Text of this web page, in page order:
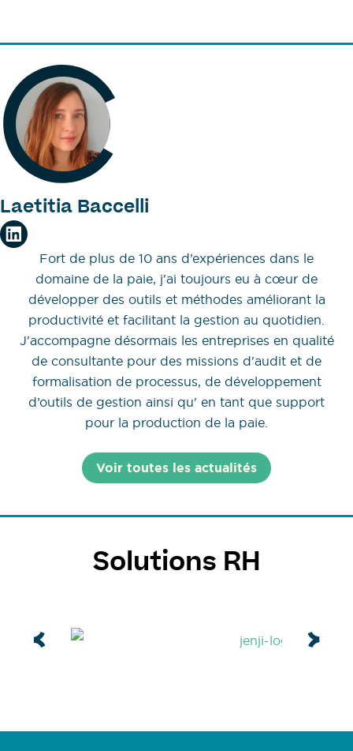
Laetitia Baccelli
Fort de plus de 10 ans d’expériences dans le
domaine de la paie, j'ai toujours eu à cœur de
développer des outils et méthodes améliorant la
productivité et facilitant la gestion au quotidien.
J'accompagne désormais les entreprises en qualité
de consultante pour des missions d'audit et de
formalisation de processus, de développement
d’outils de gestion ainsi qu' en tant que support
pour la production de la paie.
Voir toutes les actualités
Solutions RH